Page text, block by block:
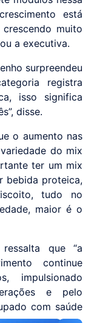
está
muito
a executiva.
surpreendeu
registra
isso significa
disse.
o aumento nas
do mix
ter um mix
bebida proteica,
tudo no
maior é o
que “a
continue
impulsionado
e pelo
com saúde